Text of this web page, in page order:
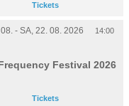
Tickets
- SA, 22. 08. 2026 14:00
Festival 2026
Tickets